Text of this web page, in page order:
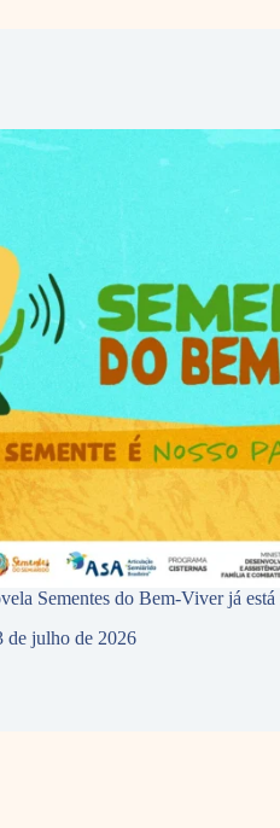
Sementes do Bem-Viver já está
de julho de 2026